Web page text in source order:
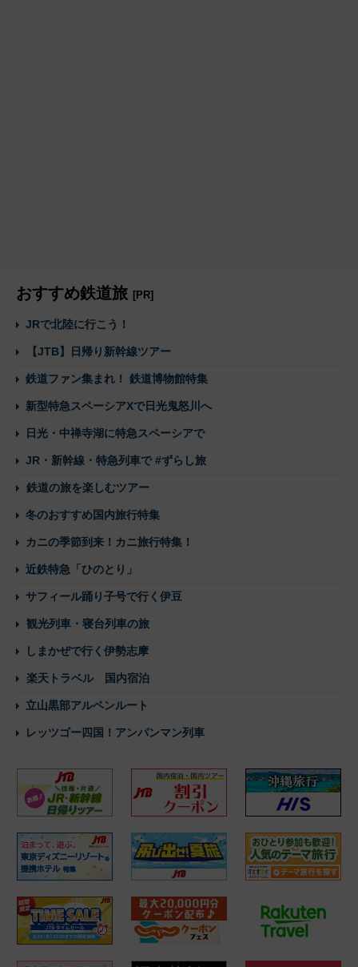
おすすめ鉄道旅 [PR]
JRで北陸に行こう！
【JTB】日帰り新幹線ツアー
鉄道ファン集まれ！ 鉄道博物館特集
新型特急スペーシアXで日光鬼怒川へ
日光・中禅寺湖に特急スペーシアで
JR・新幹線・特急列車で #ずらし旅
鉄道の旅を楽しむツアー
冬のおすすめ国内旅行特集
カニの季節到来！カニ旅行特集！
近鉄特急「ひのとり」
サフィール踊り子号で行く伊豆
観光列車・寝台列車の旅
しまかぜで行く伊勢志摩
楽天トラベル 国内宿泊
立山黒部アルペンルート
レッツゴー四国！アンパンマン列車